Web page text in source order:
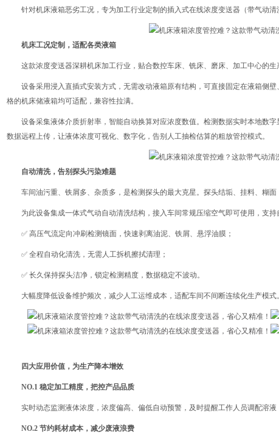
针对机床液箱恶劣工况，专为加工行业定制的插入式在线浓度变送器（带气动
机床工况定制，适配各类液箱
这款浓度变送器深耕机床加工行业，贴合数控车床、铣床、磨床、加工中心的
设备采用浸入直插式安装方式，无需改动液箱原有结构，可直接固定在液箱侧
格的机床储液箱均可适配，兼容性拉满。
设备采集液体介质折射率，智能自动换算对应浓度数值。检测数据实时本地数
数据远程上传，让液体浓度可视化、数字化，告别人工抽检估算的粗放管控模式。
自动清洗，告别探头污染难题
车间油污重、铁屑多、杂质多，是检测探头的最大克星。探头结垢、挂料、糊
为此设备集成一体式气动自动清洗结构，接入车间常规压缩空气即可使用，支持
✅ 高压气流定向冲刷检测镜面，快速剥离油泥、铁屑、悬浮油膜；
✅ 全程自动化清洗，无需人工拆机擦拭清理；
✅ 长久保持探头洁净，锁定检测精度，数据稳定不波动。
大幅度降低设备维护频次，减少人工运维成本，适配车间不间断连续化生产模式。
四大应用价值，为生产降本增效
NO.1 稳定加工精度，把控产品品质
实时动态监测液体浓度，浓度偏高、偏低自动预警，及时提醒工作人员调配溶
NO.2 节约耗材成本，减少废液浪费